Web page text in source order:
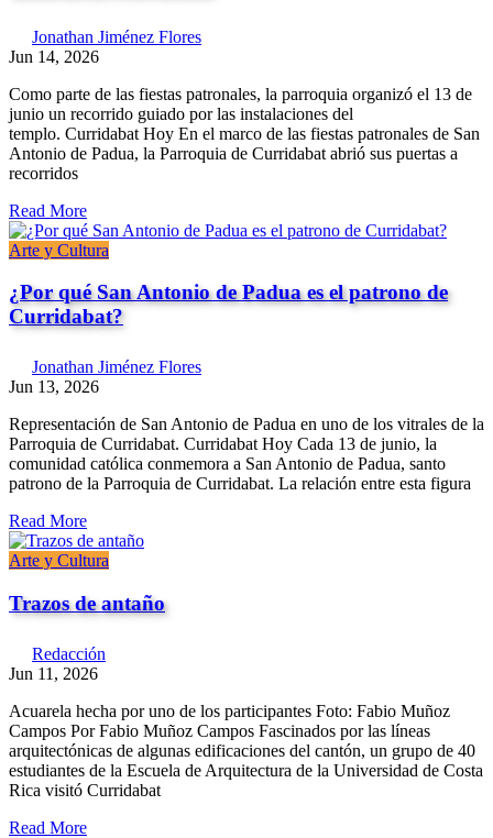
Jonathan Jiménez Flores
Jun 14, 2026
Como parte de las fiestas patronales, la parroquia organizó el 13 de
junio un recorrido guiado por las instalaciones del
templo. Curridabat Hoy En el marco de las fiestas patronales de San
Antonio de Padua, la Parroquia de Curridabat abrió sus puertas a
recorridos
Read More
Arte y Cultura
¿Por qué San Antonio de Padua es el patrono de
Curridabat?
Jonathan Jiménez Flores
Jun 13, 2026
Representación de San Antonio de Padua en uno de los vitrales de la
Parroquia de Curridabat. Curridabat Hoy Cada 13 de junio, la
comunidad católica conmemora a San Antonio de Padua, santo
patrono de la Parroquia de Curridabat. La relación entre esta figura
Read More
Arte y Cultura
Trazos de antaño
Redacción
Jun 11, 2026
Acuarela hecha por uno de los participantes Foto: Fabio Muñoz
Campos Por Fabio Muñoz Campos Fascinados por las líneas
arquitectónicas de algunas edificaciones del cantón, un grupo de 40
estudiantes de la Escuela de Arquitectura de la Universidad de Costa
Rica visitó Curridabat
Read More